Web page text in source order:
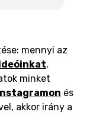
mennyi az
,
minket
és
akkor irány a